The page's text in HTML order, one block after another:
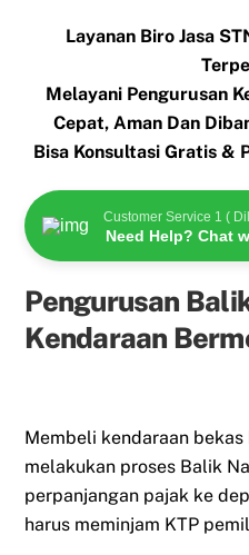
Layanan Biro Jasa
Melayani Pengurusan
Cepat, Aman Dan
Bisa Konsultasi Gratis &
Customer Service 1 (
Need Help? Chat
Pengurusan
Kendaraan
Membeli kendaraan
melakukan proses Balik
perpanjangan pajak ke
harus meminjam KTP